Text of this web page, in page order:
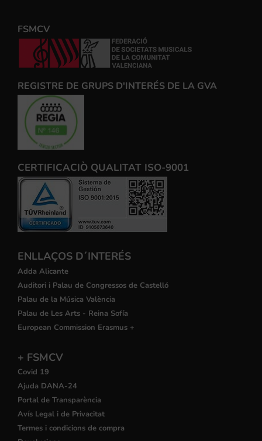
FSMCV
REGISTRE DE GRUPS D'INTERÉS DE LA GVA
CERTIFICACIÒ QUALITAT ISO-9001
ENLLAÇOS D´INTERÉS
Adda Alicante
Auditori i Palau de Congressos de Castelló
Palau de la Música València
Palau de Les Arts - Reina Sofía
European Commission Erasmus +
+ FSMCV
Covid 19
Ajuda DANA-24
Portal de Transparència
Avís Legal i de Privacitat
Termes i condicions de compra